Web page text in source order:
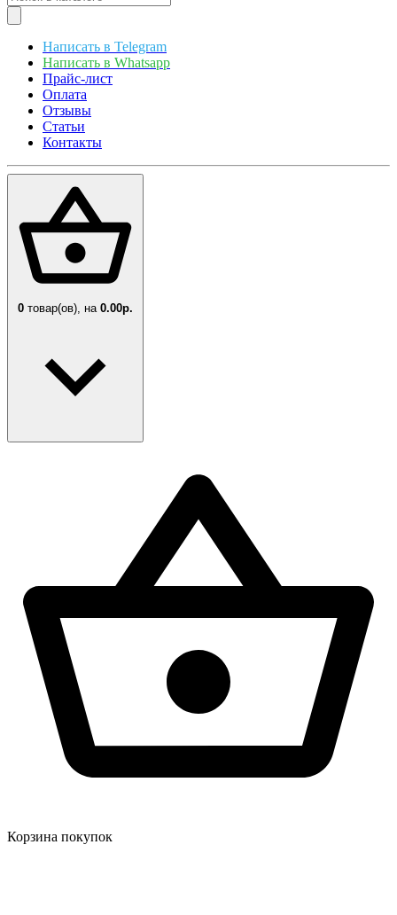
Написать в Telegram
Написать в Whatsapp
Прайс-лист
Оплата
Отзывы
Статьи
Контакты
0 товар(ов), на 0.00р.
Корзина покупок